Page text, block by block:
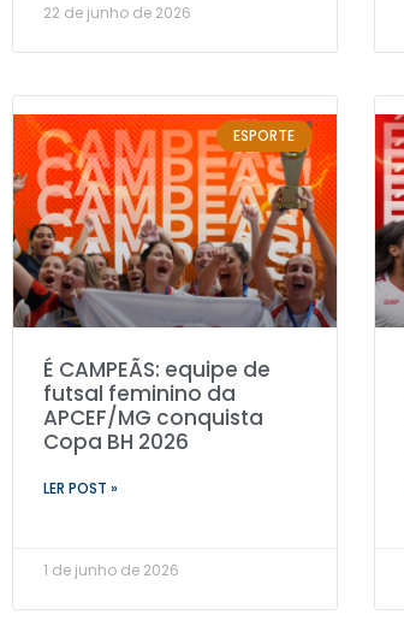
22 de junho de 2026
ESPORTE
É CAMPEÃS: equipe de
futsal feminino da
APCEF/MG conquista
Copa BH 2026
LER POST »
1 de junho de 2026